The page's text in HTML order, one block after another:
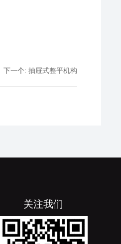
下一个: 抽屉式整平机构
关注我们